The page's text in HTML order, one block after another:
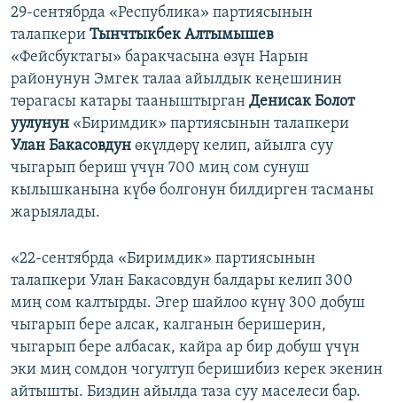
29-сентябрда «Республика» партиясынын
талапкери Тынчтыкбек Алтымышев
«Фейсбуктагы» баракчасына өзүн Нарын
районунун Эмгек талаа айылдык кеңешинин
төрагасы катары тааныштырган Денисак Болот
уулунун «Биримдик» партиясынын талапкери
Улан Бакасовдун өкүлдөрү келип, айылга суу
чыгарып бериш үчүн 700 миң сом сунуш
кылышканына күбө болгонун билдирген тасманы
жарыялады.
«22-сентябрда «Биримдик» партиясынын
талапкери Улан Бакасовдун балдары келип 300
миң сом калтырды. Эгер шайлоо күнү 300 добуш
чыгарып бере алсак, калганын беришерин,
чыгарып бере албасак, кайра ар бир добуш үчүн
эки миң сомдон чогултуп беришибиз керек экенин
айтышты. Биздин айылда таза суу маселеси бар.